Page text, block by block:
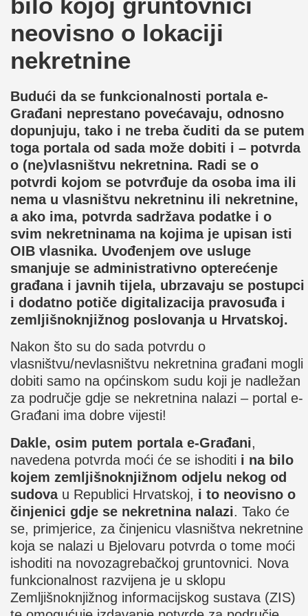
neovisno o lokaciji
nekretnine
Budući da se funkcionalnosti portala e-
Građani neprestano povećavaju, odnosno
dopunjuju, tako i ne treba čuditi da se putem
toga portala od sada može dobiti i – potvrda
o (ne)vlasništvu nekretnina. Radi se o
potvrdi kojom se potvrđuje da osoba ima ili
nema u vlasništvu nekretninu ili nekretnine,
a ako ima, potvrda sadržava podatke i o
svim nekretninama na kojima je upisan isti
OIB vlasnika. Uvođenjem ove usluge
smanjuje se administrativno opterećenje
građana i javnih tijela, ubrzavaju se postupci
i dodatno potiče digitalizacija pravosuđa i
zemljišnoknjižnog poslovanja u Hrvatskoj.
Nakon što su do sada potvrdu o
vlasništvu/nevlasništvu nekretnina građani mogli
dobiti samo na općinskom sudu koji je nadležan
za područje gdje se nekretnina nalazi – portal e-
Građani ima dobre vijesti!
Dakle, osim putem portala e-Građani,
navedena potvrda moći će se ishoditi i na bilo
kojem zemljišnoknjižnom odjelu nekog od
sudovau Republici Hrvatskoj, i to neovisno o
činjenici gdje se nekretnina nalazi. Tako će
se, primjerice, za činjenicu vlasništva nekretnine
koja se nalazi u Bjelovaru potvrda o tome moći
ishoditi na novozagrebačkoj gruntovnici. Nova
funkcionalnost razvijena je u sklopu
Zemljišnoknjižnog informacijskog sustava (ZIS)